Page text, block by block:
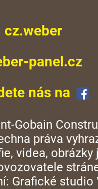
cz.weber
panel.cz
nás na
Gobain
práva
videa, obrázky
Grafické studio